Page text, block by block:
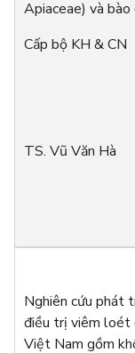
Apiaceae) và bào
Cấp bộ KH & CN
TS. Vũ Văn Hà
Nghiên cứu phát
điều trị viêm loét
Việt Nam gồm